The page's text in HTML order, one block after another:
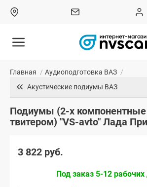
Главная / Аудиоподготовка ВАЗ /
Акустические подиумы ВАЗ
Подиумы (2-х компонентные
твитером) "VS-avto" Лада
3 822 руб.
Под заказ 5-12 рабочих